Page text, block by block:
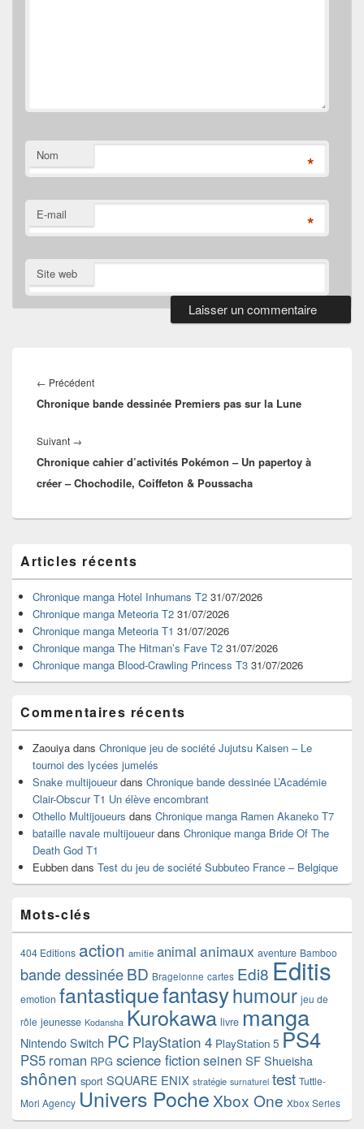
Nom *
E-mail *
Site web
de
l’article
← PrécédentArticle
précédent :
Chronique bande dessinée Premiers pas sur la Lune
Suivant →
suivant :
Chronique cahier d’activités Pokémon – Un papertoy à
créer – Chochodile, Coiffeton & Poussacha
principale
de
widget
pour
barre
latérale
Articles récents
Chronique manga Hotel Inhumans T2 31/07/2026
Chronique manga Meteoria T2 31/07/2026
Chronique manga Meteoria T1 31/07/2026
Chronique manga The Hitman’s Fave T2 31/07/2026
Chronique manga Blood-Crawling Princess T3 31/07/2026
Commentaires récents
Zaouiya dans Chronique jeu de société Jujutsu Kaisen – Le
tournoi des lycées jumelés
Snake multijoueurdans Chronique bande dessinée L’Académie
Clair-Obscur T1 Un élève encombrant
Othello Multijoueurs dans Chronique manga Ramen Akaneko T7
bataille navale multijoueurdans Chronique manga Bride Of The
Death God T1
Eubben dans Test du jeu de société Subbuteo France – Belgique
Mots-clés
404 Editions action amitie animal animaux aventure Bamboo
bande dessinéeBD Bragelonne cartes Edi8 Editis
emotion fantastiquefantasyhumour jeu de
rôle jeunesse Kodansha Kurokawa livre manga
Nintendo Switch PC PlayStation 4 PlayStation 5 PS4
PS5 roman RPG science fictionseinen SF Shueisha
shônen sport SQUARE ENIX stratégie surnaturel test Tuttle-
Mori Agency Univers Poche Xbox One Xbox Series